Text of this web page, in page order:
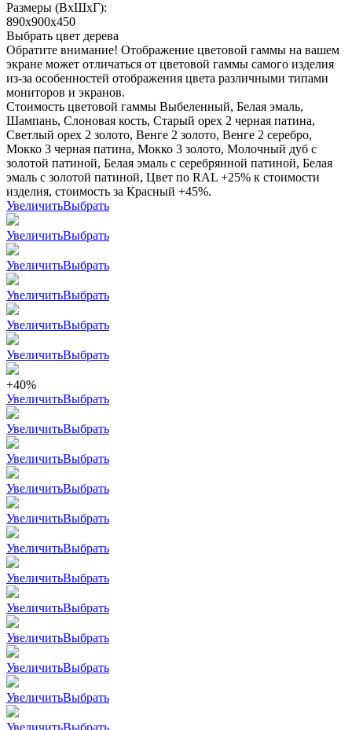
Размеры (ВхШхГ):
890x900x450
Выбрать цвет дерева
Обратите внимание! Отображение цветовой гаммы на вашем
экране может отличаться от цветовой гаммы самого изделия
из-за особенностей отображения цвета различными типами
мониторов и экранов.
Стоимость цветовой гаммы Выбеленный, Белая эмаль,
Шампань, Слоновая кость, Старый орех 2 черная патина,
Светлый орех 2 золото, Венге 2 золото, Венге 2 серебро,
Мокко 3 черная патина, Мокко 3 золото, Молочный дуб с
золотой патиной, Белая эмаль с серебрянной патиной, Белая
эмаль с золотой патиной, Цвет по RAL +25% к стоимости
изделия, стоимость за Красный +45%.
УвеличитьВыбрать
УвеличитьВыбрать
УвеличитьВыбрать
УвеличитьВыбрать
УвеличитьВыбрать
УвеличитьВыбрать
+40%
УвеличитьВыбрать
УвеличитьВыбрать
УвеличитьВыбрать
УвеличитьВыбрать
УвеличитьВыбрать
УвеличитьВыбрать
УвеличитьВыбрать
УвеличитьВыбрать
УвеличитьВыбрать
УвеличитьВыбрать
УвеличитьВыбрать